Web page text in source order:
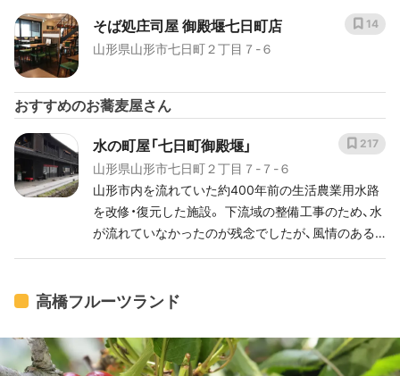
そば処庄司屋 御殿堰七日町店
山形県山形市七日町２丁目７-６
14
おすすめのお蕎麦屋さん
水の町屋「七日町御殿堰」
山形県山形市七日町２丁目７-７-６
山形市内を流れていた約400年前の生活農業用水路
を改修・復元した施設。 下流域の整備工事のため、水
が流れていなかったのが残念でしたが、風情のある
217
高橋フルーツランド